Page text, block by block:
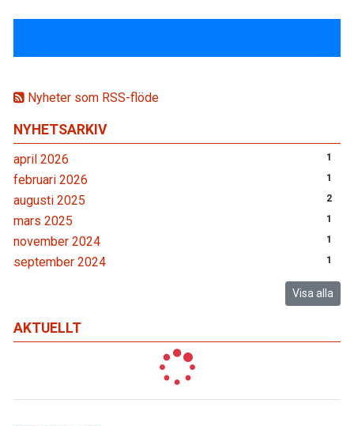
Nyheter som RSS-flöde
NYHETSARKIV
april 2026 1
februari 2026 1
augusti 2025 2
mars 2025 1
november 2024 1
september 2024 1
Visa alla
AKTUELLT